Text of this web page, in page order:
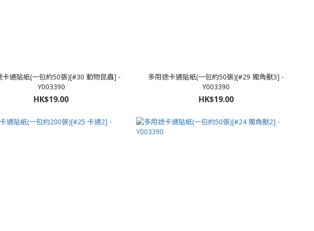
卡通貼紙(一包約50張)[#30 動物昆蟲] -
Y003390
HK$19.00
多用途卡通貼紙(一包約50張)[#29 獨角獸3] -
Y003390
HK$19.00